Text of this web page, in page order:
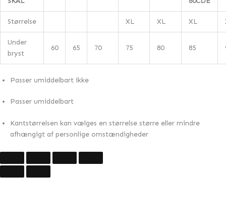
Størrelse XL XL XL
Under
bryst
60 65 70 75 80 85
Passer umiddelbart ikke
Passer umiddelbart
Kantstørrelsen kan vælges en størrelse større eller mindre
afhængigt af personlige omstændigheder